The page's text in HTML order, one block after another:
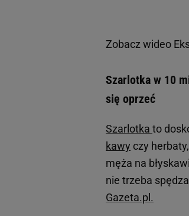
Zobacz wideo
Szarlotka w 10
się oprzeć
Szarlotka to
kawy czy
męża na
nie trzeba
Gazeta.pl.